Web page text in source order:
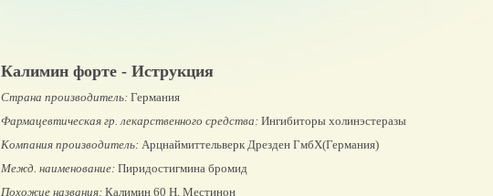
Калимин форте - Иструкция
Страна производитель: Германия
Фармацевтическая гр. лекарственного средства: Ингибиторы холинэстеразы
Компания производитель: Арцнаймиттельверк Дрезден ГмбХ(Германия)
Межд. наименование: Пиридостигмина бромид
Похожие названия: Калимин 60 Н, Местинон